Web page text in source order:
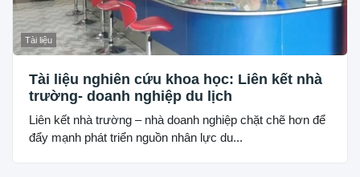
Tài liệu
Tài liệu nghiên cứu khoa học: Liên kết nhà
trường- doanh nghiệp du lịch
Liên kết nhà trường – nhà doanh nghiệp chặt chẽ hơn để
đẩy mạnh phát triển nguồn nhân lực du...